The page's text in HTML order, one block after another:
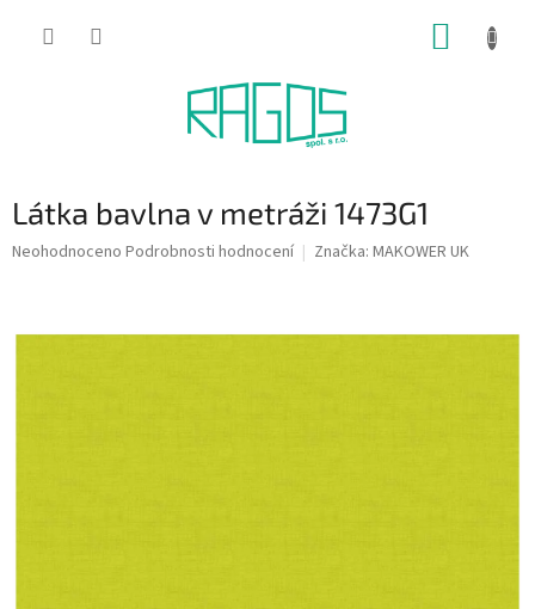
Látka bavlna v metráži 1473G1
Průměrné
0,0
Neohodnoceno Podrobnosti hodnocení Značka: MAKOWER UK